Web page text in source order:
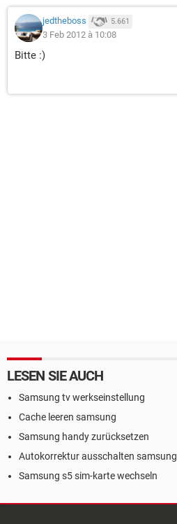
jedtheboss 5.661
3 Feb 2012 à 10:08
Bitte :)
LESEN SIE AUCH
Samsung tv werkseinstellung
Cache leeren samsung
Samsung handy zurücksetzen
Autokorrektur ausschalten samsung
Samsung s5 sim-karte wechseln